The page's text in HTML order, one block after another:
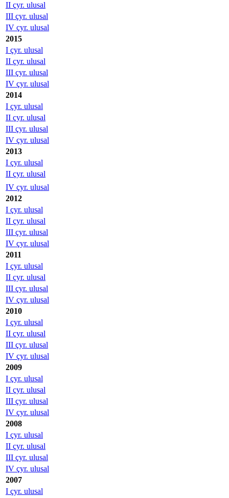
II çyr. ulusal
III çyr. ulusal
IV çyr. ulusal
2015
I çyr. ulusal
II çyr. ulusal
III çyr. ulusal
IV çyr. ulusal
2014
I çyr. ulusal
II çyr. ulusal
III çyr. ulusal
IV çyr. ulusal
2013
I çyr. ulusal
II çyr. ulusal
IV çyr. ulusal
2012
I çyr. ulusal
II çyr. ulusal
III çyr. ulusal
IV çyr. ulusal
2011
I çyr. ulusal
II çyr. ulusal
III çyr. ulusal
IV çyr. ulusal
2010
I çyr. ulusal
II çyr. ulusal
III çyr. ulusal
IV çyr. ulusal
2009
I çyr. ulusal
II çyr. ulusal
III çyr. ulusal
IV çyr. ulusal
2008
I çyr. ulusal
II çyr. ulusal
III çyr. ulusal
IV çyr. ulusal
2007
I çyr. ulusal